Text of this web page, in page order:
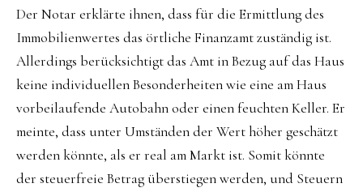
Der Notar erklärte ihnen, dass für die Ermittlung des
Immobilienwertes das örtliche Finanzamt zuständig ist.
Allerdings berücksichtigt das Amt in Bezug auf das Haus
keine individuellen Besonderheiten wie eine am Haus
vorbeilaufende Autobahn oder einen feuchten Keller. Er
meinte, dass unter Umständen der Wert höher geschätzt
werden könnte, als er real am Markt ist. Somit könnte
der steuerfreie Betrag überstiegen werden, und Steuern